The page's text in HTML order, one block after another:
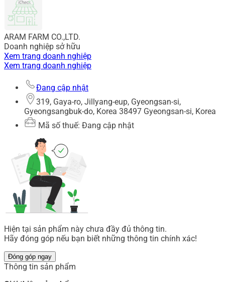
ARAM FARM CO.,LTD.
Doanh nghiệp sở hữu
Xem trang doanh nghiệp
Xem trang doanh nghiệp
Đang cập nhật
319, Gaya-ro, Jillyang-eup, Gyeongsan-si,
Gyeongsangbuk-do, Korea 38497 Gyeongsan-si, Korea
Mã số thuế: Đang cập nhật
Hiện tại sản phẩm này chưa đầy đủ thông tin.
Hãy đóng góp nếu bạn biết những thông tin chính xác!
Đóng góp ngay
Thông tin sản phẩm